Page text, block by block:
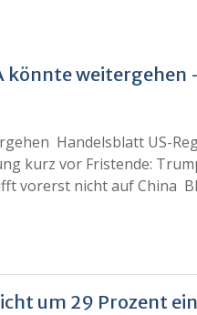
könnte
Handelsblatt US-
kurz vor Fristende:
vorerst nicht auf China
um 29 Prozent